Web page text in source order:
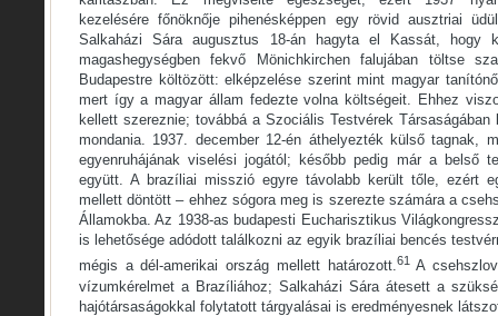
kezelésére főnöknője pihenésképpen egy rövid ausztriai
Salkaházi Sára augusztus 18-án hagyta el Kassát, hogy
magashegységben fekvő Mönichkirchen falujában töltse
Budapestre költözött: elképzelése szerint mint magyar
mert így a magyar állam fedezte volna költségeit. Ehhez
kellett szereznie; továbbá a Szociális Testvérek
mondania. 1937. december 12-én áthelyezték külső tagnak,
egyenruhájának viselési jogától; később pedig már a belső
együtt. A brazíliai misszió egyre távolabb került tőle, ezért
mellett döntött – ehhez sógora meg is szerezte számára a
Államokba. Az 1938-as budapesti Eucharisztikus
is lehetősége adódott találkozni az egyik brazíliai bencés
mégis a dél-amerikai ország mellett határozott.61 A
vízumkérelmet a Brazíliához; Salkaházi Sára átesett a
hajótársaságokkal folytatott tárgyalásai is eredményesnek